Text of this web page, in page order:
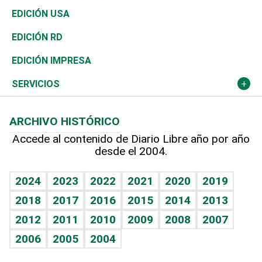
Reportajes
África
Ocenanía
Caribe
Resto del mundo
Vivienda
Telecom.
Global y variable
Economía personal
Buena Vida
Sociales
Novedades
Podcast Arte Libre
Hablando con el pediatra
Vida y familia
Eñe
Celebrando la vida
Sin complejos
Ciclismo
Tenis
Olimpismo
Más deportes
Línea de hit
BRV
TBT Deportivo
De buena tinta
En Directo
Frente al Statu Quo
El Espía
Columnistas
Más firmas
Tecnología
Historia
Despertando al gigante
Cambio climático
Economía
Revista
Deportes
Opinión
Hecho en casa
Guía del dinero
EDICIÓN USA
EDICIÓN RD
EDICIÓN IMPRESA
SERVICIOS
Cumpleaños
Horóscopos
Juegos
ARCHIVO HISTÓRICO
Accede al contenido de Diario Libre año por año
desde el 2004.
2024 2023 2022 2021 2020
2019
2018
2017 2016 2015 2014
2013
2012
2011 2010 2009 2008
2007
2006
2005 2004